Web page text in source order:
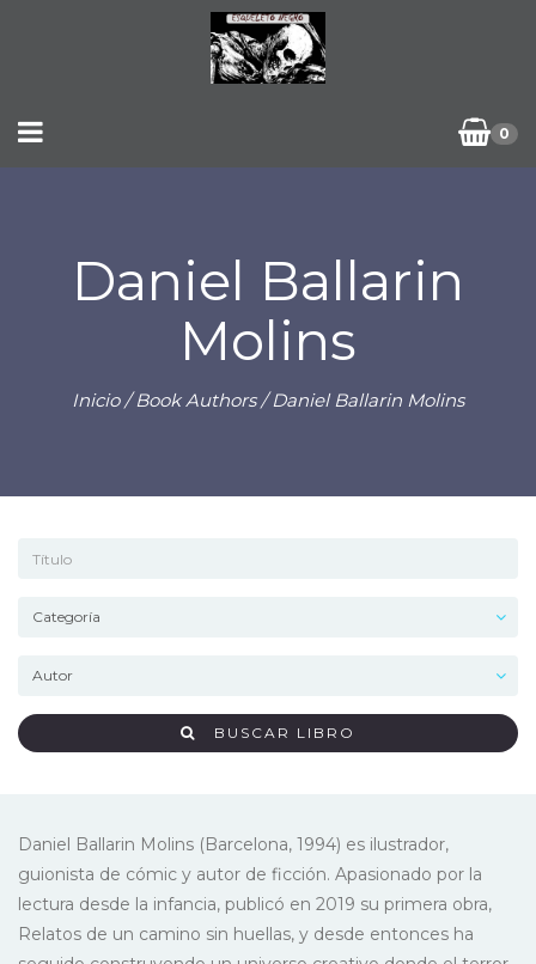
0
Daniel Ballarin
Molins
Inicio/ Book Authors / Daniel Ballarin Molins
BUSCAR LIBRO
Daniel Ballarin Molins (Barcelona, 1994) es ilustrador,
guionista de cómic y autor de ficción. Apasionado por la
lectura desde la infancia, publicó en 2019 su primera obra,
Relatos de un camino sin huellas, y desde entonces ha